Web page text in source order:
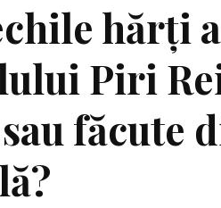
hărți
Piri
făcute